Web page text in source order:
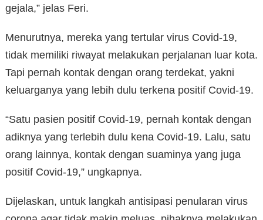
gejala,” jelas Feri.
Menurutnya, mereka yang tertular virus Covid-19,
tidak memiliki riwayat melakukan perjalanan luar kota.
Tapi pernah kontak dengan orang terdekat, yakni
keluarganya yang lebih dulu terkena positif Covid-19.
“Satu pasien positif Covid-19, pernah kontak dengan
adiknya yang terlebih dulu kena Covid-19. Lalu, satu
orang lainnya, kontak dengan suaminya yang juga
positif Covid-19,” ungkapnya.
Dijelaskan, untuk langkah antisipasi penularan virus